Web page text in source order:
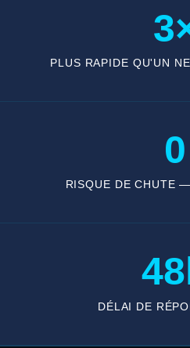
PLUS RAPIDE QU'UN
0
RISQUE DE CHUTE
DÉLAI DE